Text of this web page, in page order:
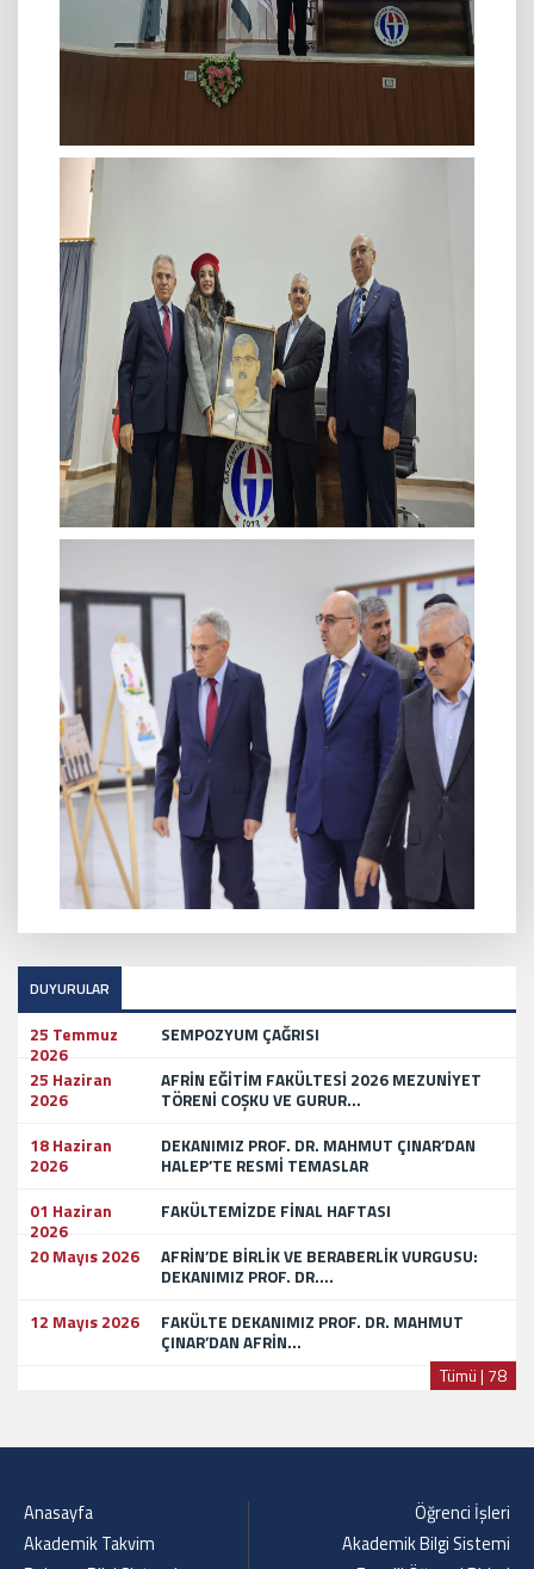
DUYURULAR
25 Temmuz
2026
SEMPOZYUM ÇAĞRISI
25 Haziran
2026
AFRİN EĞİTİM FAKÜLTESİ 2026 MEZUNİYET
TÖRENİ COŞKU VE GURUR...
18 Haziran
2026
DEKANIMIZ PROF. DR. MAHMUT ÇINAR’DAN
HALEP’TE RESMİ TEMASLAR
01 Haziran
2026
FAKÜLTEMİZDE FİNAL HAFTASI
20 Mayıs 2026
AFRİN’DE BİRLİK VE BERABERLİK VURGUSU:
DEKANIMIZ PROF. DR....
12 Mayıs 2026
FAKÜLTE DEKANIMIZ PROF. DR. MAHMUT
ÇINAR’DAN AFRİN...
Tümü | 78
Anasayfa
Akademik Takvim
Öğrenci İşleri
Akademik Bilgi Sistemi